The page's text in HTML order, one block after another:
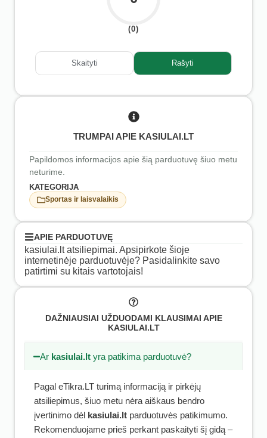
(0)
Skaityti Rašyti
TRUMPAI APIE KASIULAI.LT
Papildomos informacijos apie šią parduotuvę šiuo metu
neturime.
KATEGORIJA
Sportas ir laisvalaikis
APIE PARDUOTUVĘ
kasiulai.lt atsiliepimai. Apsipirkote šioje
internetinėje parduotuvėje? Pasidalinkite savo
patirtimi su kitais vartotojais!
DAŽNIAUSIAI UŽDUODAMI KLAUSIMAI APIE
KASIULAI.LT
Ar kasiulai.lt yra patikima parduotuvė?
Pagal eTikra.LT turimą informaciją ir pirkėjų
atsiliepimus, šiuo metu nėra aiškaus bendro
įvertinimo dėl kasiulai.lt parduotuvės patikimumo.
Rekomenduojame prieš perkant paskaityti šį gidą –